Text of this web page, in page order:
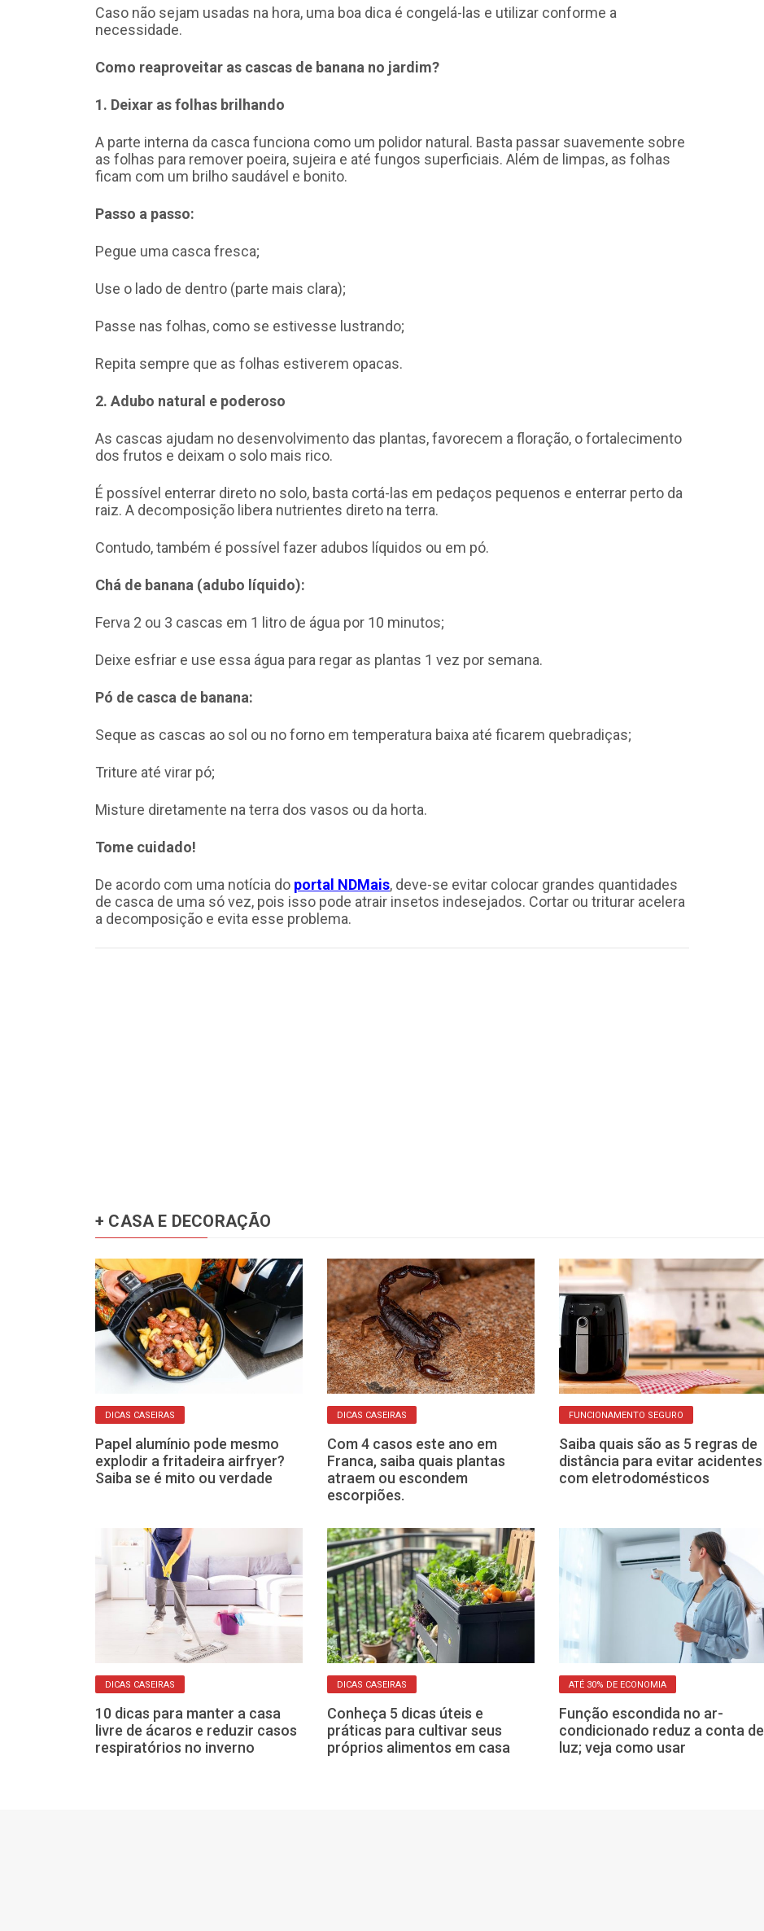
Caso não sejam usadas na hora, uma boa dica é congelá-las e utilizar conforme a
necessidade.
Como reaproveitar as cascas de banana no jardim?
1. Deixar as folhas brilhando
A parte interna da casca funciona como um polidor natural. Basta passar suavemente sobre
as folhas para remover poeira, sujeira e até fungos superficiais. Além de limpas, as folhas
ficam com um brilho saudável e bonito.
Passo a passo:
Pegue uma casca fresca;
Use o lado de dentro (parte mais clara);
Passe nas folhas, como se estivesse lustrando;
Repita sempre que as folhas estiverem opacas.
2. Adubo natural e poderoso
As cascas ajudam no desenvolvimento das plantas, favorecem a floração, o fortalecimento
dos frutos e deixam o solo mais rico.
É possível enterrar direto no solo, basta cortá-las em pedaços pequenos e enterrar perto da
raiz. A decomposição libera nutrientes direto na terra.
Contudo, também é possível fazer adubos líquidos ou em pó.
Chá de banana (adubo líquido):
Ferva 2 ou 3 cascas em 1 litro de água por 10 minutos;
Deixe esfriar e use essa água para regar as plantas 1 vez por semana.
Pó de casca de banana:
Seque as cascas ao sol ou no forno em temperatura baixa até ficarem quebradiças;
Triture até virar pó;
Misture diretamente na terra dos vasos ou da horta.
Tome cuidado!
De acordo com uma notícia do portal NDMais, deve-se evitar colocar grandes quantidades
de casca de uma só vez, pois isso pode atrair insetos indesejados. Cortar ou triturar acelera
a decomposição e evita esse problema.
+ CASA E DECORAÇÃO
DICAS CASEIRAS
Papel alumínio pode mesmo
explodir a fritadeira airfryer?
Saiba se é mito ou verdade
DICAS CASEIRAS
Com 4 casos este ano em
Franca, saiba quais plantas
atraem ou escondem
escorpiões.
FUNCIONAMENTO SEGURO
Saiba quais são as 5 regras de
distância para evitar acidentes
com eletrodomésticos
DICAS CASEIRAS
10 dicas para manter a casa
livre de ácaros e reduzir casos
respiratórios no inverno
DICAS CASEIRAS
Conheça 5 dicas úteis e
práticas para cultivar seus
próprios alimentos em casa
ATÉ 30% DE ECONOMIA
Função escondida no ar-
condicionado reduz a conta de
luz; veja como usar